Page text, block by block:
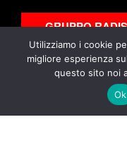
GRUPPO RADIS
SERVIZI
CERTIFICAZIONI
Utilizziamo i cookie
migliore esperienza
questo sito noi
Ok